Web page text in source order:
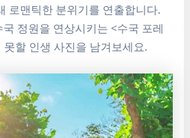
로맨틱한 분위기를 연출합니다.
정원을 연상시키는 <수국 포레
할 인생 사진을 남겨보세요.